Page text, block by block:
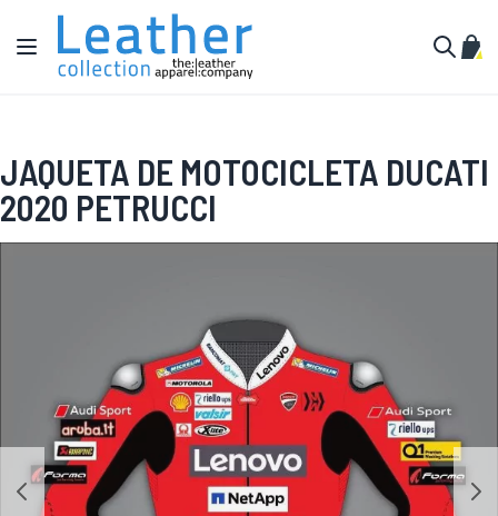
Pular para o conteúdo
Alternar Nav
JAQUETA DE MOTOCICLETA DUCATI
2020 PETRUCCI